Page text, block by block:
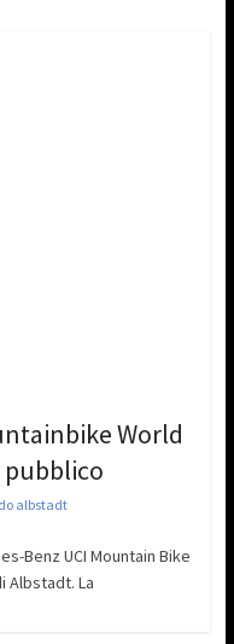
World
pubblico
albstadt
Benz UCI Mountain Bike
Albstadt. La